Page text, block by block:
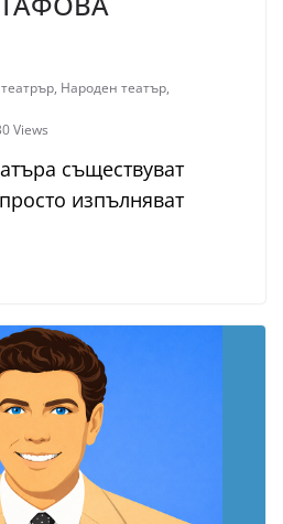
, Народен театър,
Views
съществуват
изпълняват